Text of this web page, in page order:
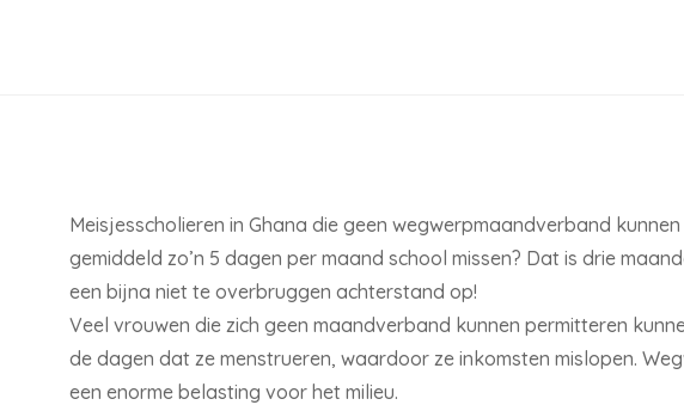
Meisjesscholieren in Ghana die geen wegwerpmaandverband
gemiddeld zo’n 5 dagen per maand school missen? Dat is drie
een bijna niet te overbruggen achterstand op!
Veel vrouwen die zich geen maandverband kunnen permitteren
de dagen dat ze menstrueren, waardoor ze inkomsten mislopen.
een enorme belasting voor het milieu.